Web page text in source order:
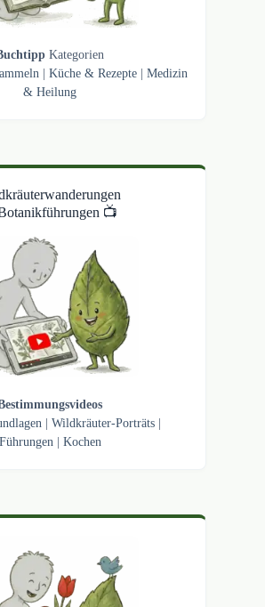
Kategorien
|Küche & Rezepte |Medizin
& Heilung
📺
| Wildkräuter-Porträts|
Führungen| Kochen